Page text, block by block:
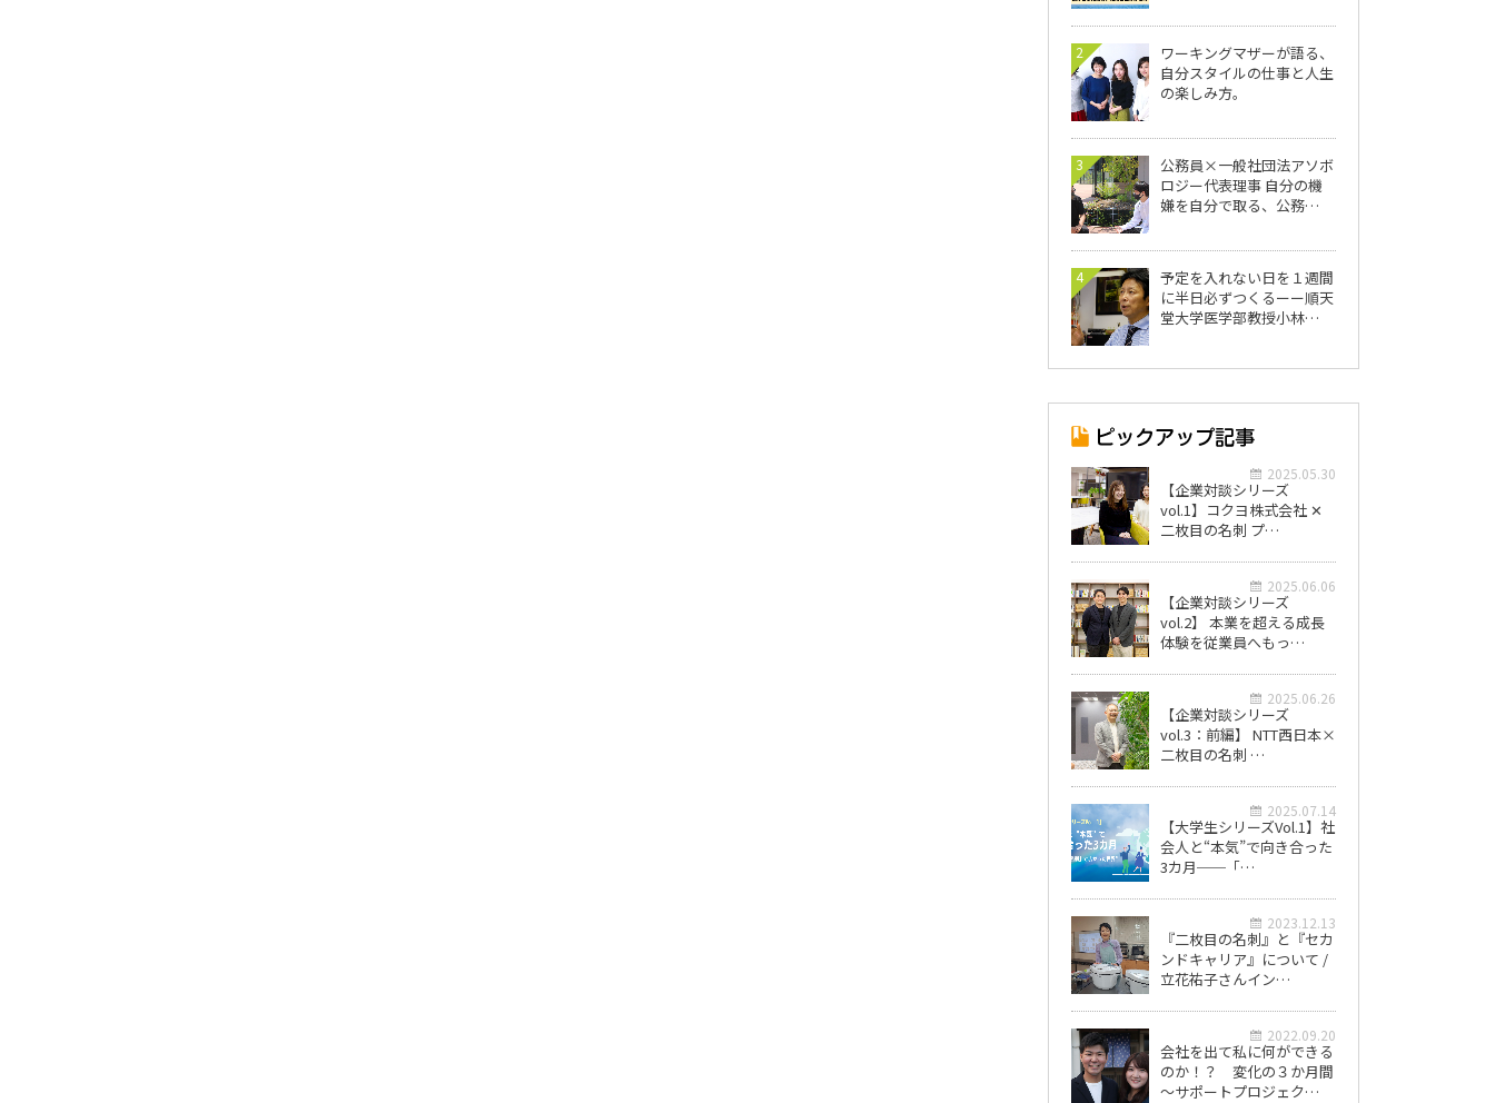
2
ワーキングマザーが語る、
自分スタイルの仕事と人生
の楽しみ方。
3
公務員×一般社団法アソボ
ロジー代表理事 自分の機
嫌を自分で取る、公務…
4
予定を入れない日を１週間
に半日必ずつくるーー順天
堂大学医学部教授小林…
2025.05.30
【企業対談シリーズ
vol.1】コクヨ株式会社 ✕
二枚目の名刺 プ…
2025.06.06
【企業対談シリーズ
vol.2】 本業を超える成長
体験を従業員へもっ…
2025.06.26
【企業対談シリーズ
vol.3：前編】 NTT西日本×
二枚目の名刺 …
2025.07.14
【大学生シリーズVol.1】社
会人と“本気”で向き合った
3カ月──「…
2023.12.13
『二枚目の名刺』と『セカ
ンドキャリア』について /
立花祐子さんイン…
2022.09.20
会社を出て私に何ができる
のか！？ 変化の３か月間
～サポートプロジェク…